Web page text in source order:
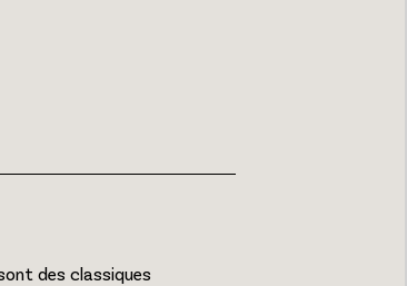
des classiques